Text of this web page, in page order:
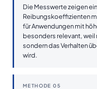
Die Messwerte zeigen
Reibungskoeffizienten
für Anwendungen mit
besonders relevant, weil
sondern das Verhalten
wird.
METHODE 05